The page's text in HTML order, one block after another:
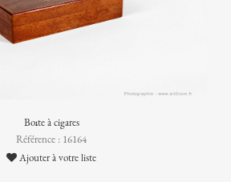
Boîte à cigares
Référence : 16164
Ajouter à votre liste